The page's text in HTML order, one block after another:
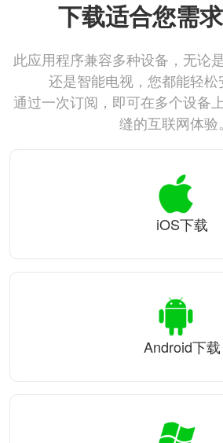
下载适合您需
此应用程序兼容多种设备，无论
还是智能电视，您都能轻松
通过一次订阅，即可在多个设备
缝的互联网体验。
iOS下载
Android下载